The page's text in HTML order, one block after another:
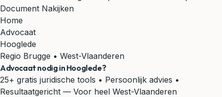
Document Nakijken
Home
Advocaat
Hooglede
Regio Brugge • West-Vlaanderen
Advocaat nodig inHooglede?
25+ gratis juridische tools • Persoonlijk advies •
Resultaatgericht — Voor heel West-Vlaanderen